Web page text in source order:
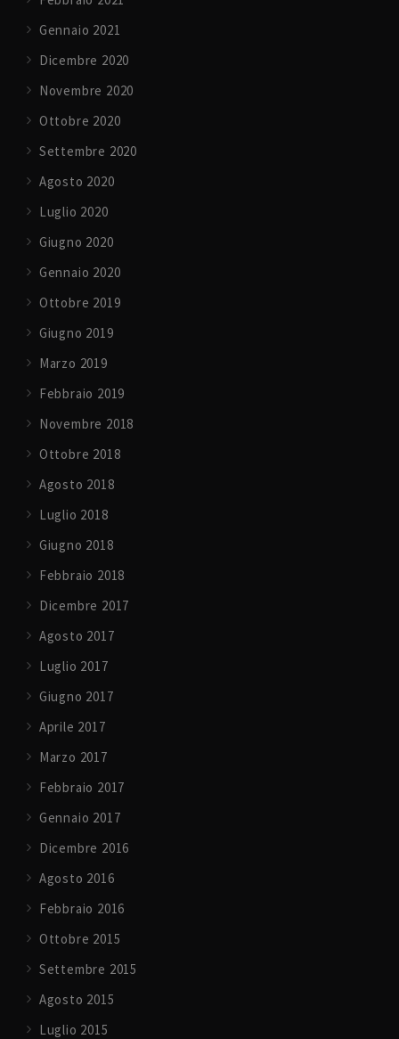
Gennaio 2021
Dicembre 2020
Novembre 2020
Ottobre 2020
Settembre 2020
Agosto 2020
Luglio 2020
Giugno 2020
Gennaio 2020
Ottobre 2019
Giugno 2019
Marzo 2019
Febbraio 2019
Novembre 2018
Ottobre 2018
Agosto 2018
Luglio 2018
Giugno 2018
Febbraio 2018
Dicembre 2017
Agosto 2017
Luglio 2017
Giugno 2017
Aprile 2017
Marzo 2017
Febbraio 2017
Gennaio 2017
Dicembre 2016
Agosto 2016
Febbraio 2016
Ottobre 2015
Settembre 2015
Agosto 2015
Luglio 2015